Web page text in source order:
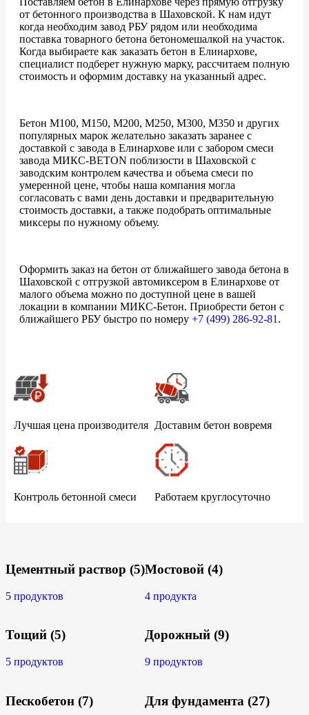
от бетонного производства в Шаховской. К нам идут
когда необходим завод РБУ рядом или необходима
поставка товарного бетона бетономешалкой на участок.
Когда выбираете как заказать бетон в Елинархове,
специалист подберет нужную марку, рассчитаем полную
стоимость и оформим доставку на указанный адрес.
Бетон М100, М150, М200, М250, М300, М350 и других
популярных марок желательно заказать заранее с
доставкой с завода в Елинархове или с забором смеси
завода МИКС-BETON поблизости в Шаховской с
заводским контролем качества и объема смеси по
умеренной цене, чтобы наша компания могла
согласовать с вами день доставки и предварительную
стоимость доставки, а также подобрать оптимальные
миксеры по нужному объему.
Оформить заказ на бетон от ближайшего завода бетона в
Шаховской с отгрузкой автомиксером в Елинархове от
малого объема можно по доступной цене в вашей
локации в компании МИКС-Бетон. Приобрести бетон с
ближайшего РБУ быстро по номеру +7 (499) 286-92-81 .
Лучшая цена производителя Доставим бетон вовремя
Контроль бетонной смеси Работаем круглосуточно
Цементный раствор (5)
5 продуктов
Тощий (5)
5 продуктов
Пескобетон (7)
Мостовой (4)
4 продукта
Дорожный (9)
9 продуктов
Для фундамента (27)